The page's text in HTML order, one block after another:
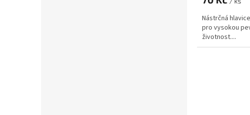
Nástrčná
pro vysokou
životnost....